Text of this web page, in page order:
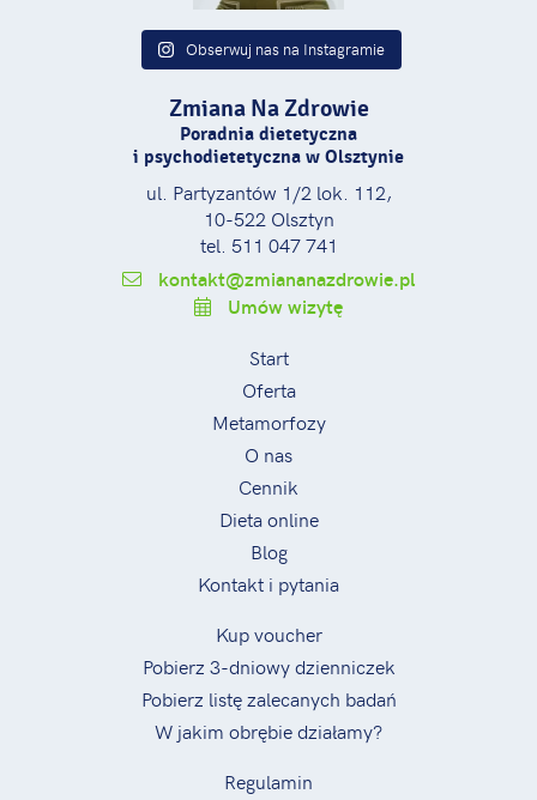
Obserwuj nas na Instagramie
Zmiana Na Zdrowie
Poradnia dietetyczna
i psychodietetyczna w Olsztynie
ul. Partyzantów 1/2 lok. 112,
10-522 Olsztyn
tel. 511 047 741
kontakt@zmiananazdrowie.pl
Umów wizytę
Start
Oferta
Metamorfozy
O nas
Cennik
Dieta online
Blog
Kontakt i pytania
Kup voucher
Pobierz 3-dniowy dzienniczek
Pobierz listę zalecanych badań
W jakim obrębie działamy?
Regulamin